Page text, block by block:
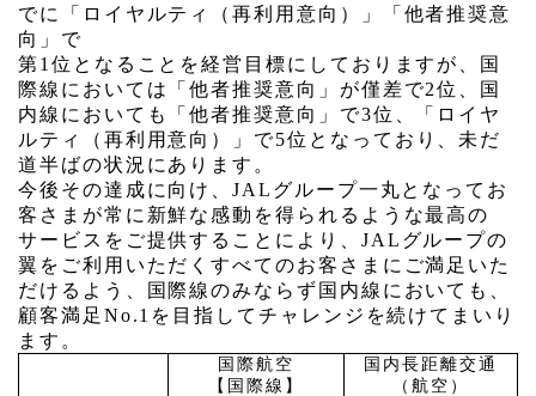
でに「ロイヤルティ（再利用意向）」「他者推奨意
向」で
第1 位となることを経営目標にしておりますが、国
際線 においては「他者推奨意向」が僅差で2位、国
内線に おいても「他者推奨意向」で3位、「ロイヤ
ルティ（再利 用意向）」で5位となっており、未だ
道半ばの状況に あります。
今後その達成に向け、JAL グループ一丸となってお
客さまが常に新鮮な感動を得られるような最高の
サービスをご提供することにより、 JAL グループの
翼をご利用いただくすべてのお客さまにご満足いた
だけるよう、国際線のみならず国内線においても、
顧客満足 No.1 を目指してチャレンジを続けてまいり
ます。
国際航空
【国際線】
国内長距離交通
（航空）